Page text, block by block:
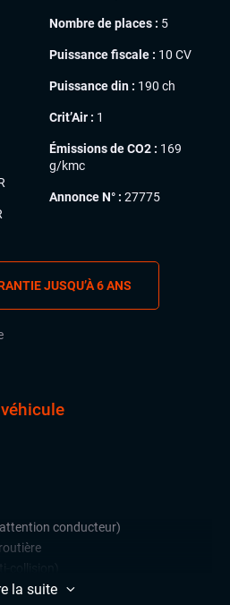
Nombre de places : 5
Puissance fiscale : 10 CV
Puissance din : 190 ch
Crit’Air : 1
Émissions de CO2 : 169
g/kmc
Annonce N° : 27775
JUSQU’À 6 ANS
conducteur)
la suite